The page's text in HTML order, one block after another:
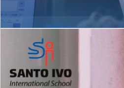
Matrículas Abertas 2026
2º AO 5º ANO